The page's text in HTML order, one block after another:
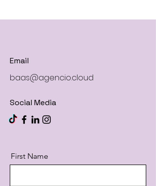
Email
baas@agencio.cloud
Social Media
First Name